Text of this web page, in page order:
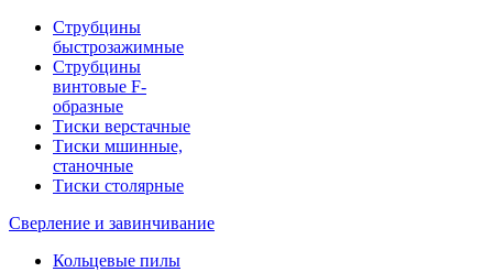
Струбцины
быстрозажимные
Струбцины
винтовые F-
образные
Тиски верстачные
Тиски мшинные,
станочные
Тиски столярные
Сверление и завинчивание
Кольцевые пилы